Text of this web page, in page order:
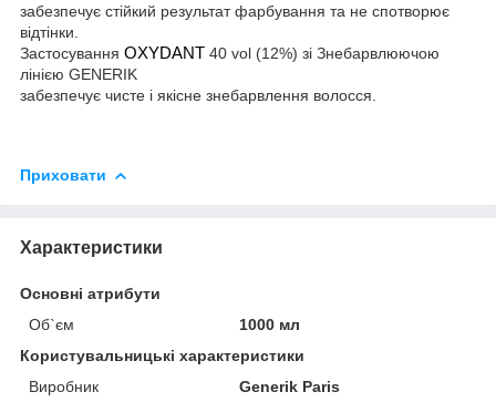
забезпечує стійкий результатфарбування та не спотворює
відтінки
Застосування OXYDANT 40 vol (12%) зі Знебарвлюючою
лінією GENERIK
забезпечує чисте і якісне знебарвлення волосся
Приховати
Характеристики
Основні атрибути
Об`єм
1000 мл
Користувальницькі характеристики
Виробник
Generik Paris